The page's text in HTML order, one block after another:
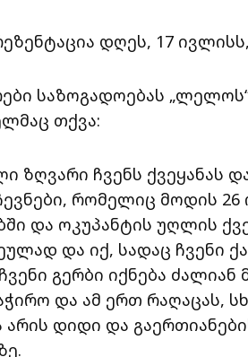
დღეს, 17
საზოგადოებას
თქვა:
ზღვარი ჩვენს ქვეყანას
რომელიც მოდის
და ოკუპანტის უღლის
და იქ, სადაც ჩვენი
გერბი იქნება
და ამ ერთ რაღაცას,
დიდი და